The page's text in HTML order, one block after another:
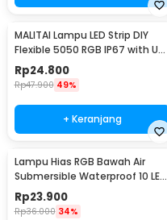
MALITAI Lampu LED Strip DIY
Flexible 5050 RGB IP67 with USB
Controller 2M - SMD2835
Rp24.800
Rp47.900 49%
+ Keranjang
Lampu Hias RGB Bawah Air
Submersible Waterproof 10 LED
with Remote - 13017
Rp23.900
Rp36.000 34%